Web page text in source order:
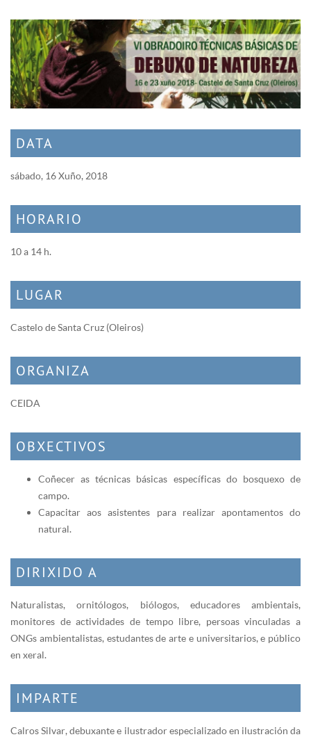
DATA
sábado, 16 Xuño, 2018
HORARIO
10 a 14 h.
LUGAR
Castelo de Santa Cruz (Oleiros)
ORGANIZA
CEIDA
OBXECTIVOS
Coñecer as técnicas básicas específicas do bosquexo de
campo.
Capacitar aos asistentes para realizar apontamentos do
natural.
DIRIXIDO A
Naturalistas, ornitólogos, biólogos, educadores ambientais,
monitores de actividades de tempo libre, persoas vinculadas a
ONGs ambientalistas, estudantes de arte e universitarios, e público
en xeral.
IMPARTE
Calros Silvar, debuxante e ilustrador especializado en ilustración da